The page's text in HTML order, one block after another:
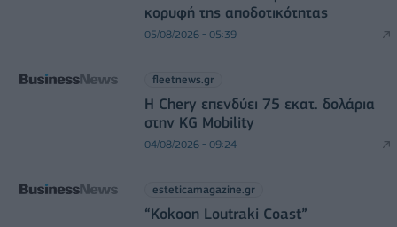
κορυφή της αποδοτικότητας
05/08/2026 - 05:39
fleetnews.gr
Η Chery επενδύει 75 εκατ. δολάρια
στην KG Mobility
04/08/2026 - 09:24
esteticamagazine.gr
“Kokoon Loutraki Coast”